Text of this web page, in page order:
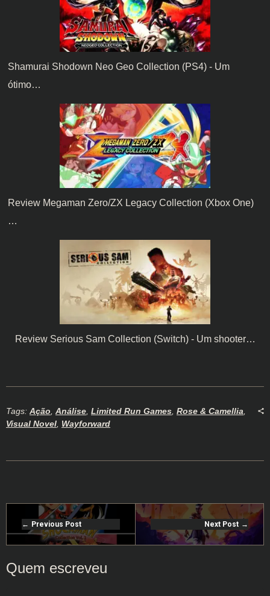
Shamurai Shodown Neo Geo Collection (PS4) - Um
ótimo…
Review Megaman Zero/ZX Legacy Collection (Xbox One)
…
Review Serious Sam Collection (Switch) - Um shooter…
Tags: Ação Análise Limited Run Games Rose & Camellia
Visual Novel Wayforward
Previous Post Next Post